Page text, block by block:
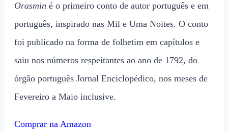
Orasmin é o primeiro conto de autor português e em
português, inspirado nas Mil e Uma Noites. O conto
foi publicado na forma de folhetim em capítulos e
saiu nos números respeitantes ao ano de 1792, do
órgão português Jornal Enciclopédico, nos meses de
Fevereiro a Maio inclusive.
Comprar na Amazon